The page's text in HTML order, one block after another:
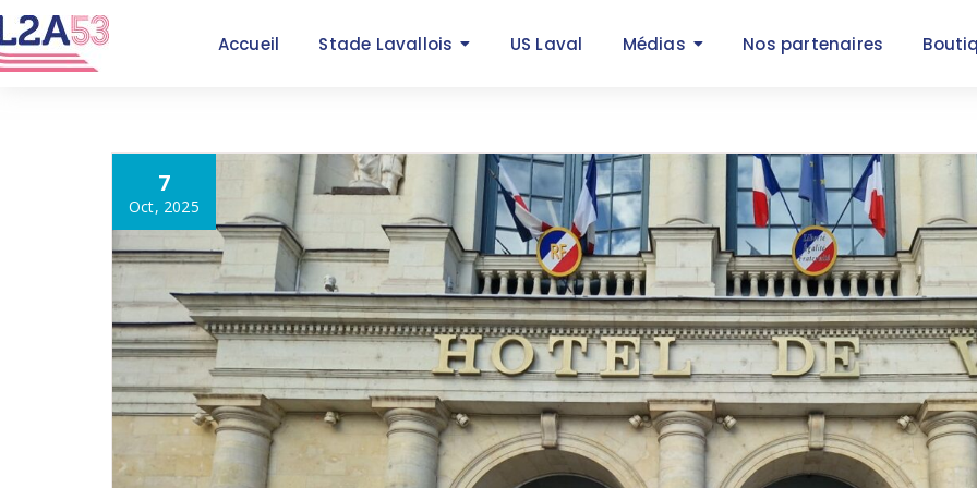
Accueil Stade Lavallois US Laval Médias Nos partenaires
7
Oct, 2025